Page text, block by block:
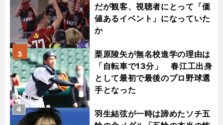
だが観客、視聴者にとって「価
値あるイベント」になっていた
か
栗原陵矢が無名校進学の理由は
「自転車で13分」 春江工出身
として最初で最後のプロ野球選
手となった
3
羽生結弦が一時は諦めたソチ五
4